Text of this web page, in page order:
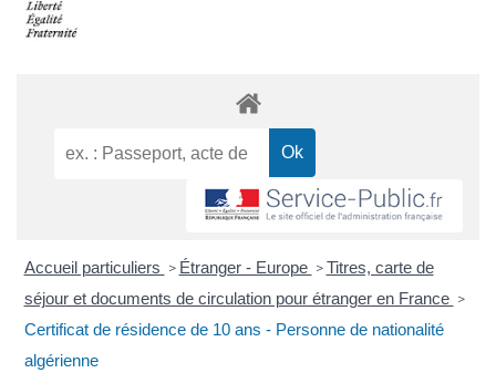
Accueil particuliers > Étranger - Europe > Titres, carte de
séjour et documents de circulation pour étranger en France >
Certificat de résidence de 10 ans - Personne de nationalité
algérienne